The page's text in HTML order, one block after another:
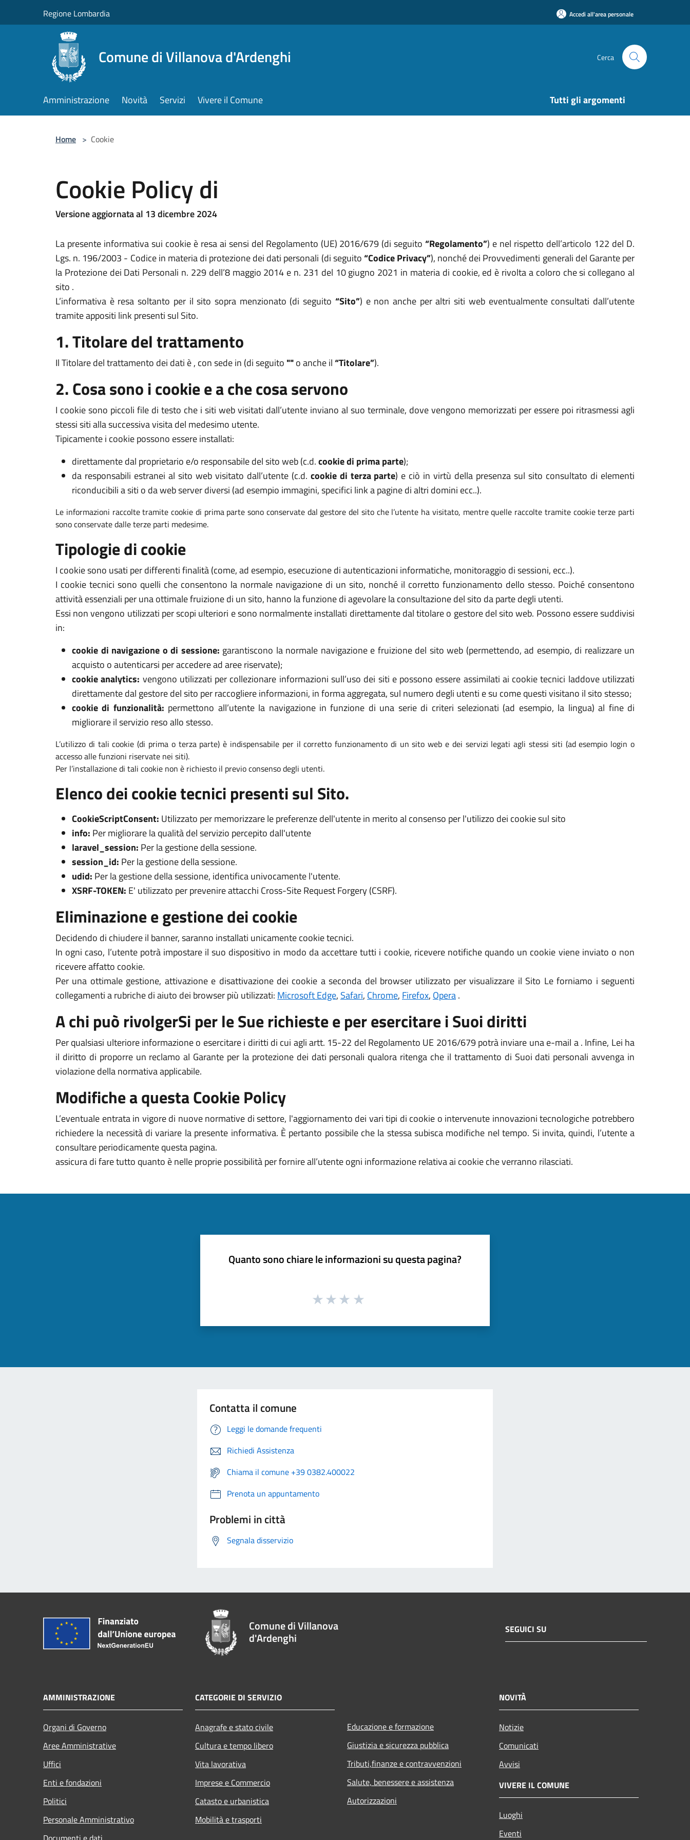
Regione Lombardia Accedi all'area personale
Comune di Villanova d'Ardenghi Cerca
Amministrazione Novità Servizi Vivere il Comune Tutti gli argomenti
Home > Cookie
Cookie Policy di
Versione aggiornata al 13 dicembre 2024
La presente informativa sui cookie è resa ai sensi del Regolamento (UE) 2016/679 (di seguito“Regolamento”) e nel rispetto dell’articolo 122 del D.
Lgs. n. 196/2003 - Codice in materia di protezione dei dati personali (di seguito“Codice Privacy”), nonché dei Provvedimenti generali del Garante per
la Protezione dei Dati Personali n. 229 dell’8 maggio 2014 e n. 231 del 10 giugno 2021 in materia di cookie, ed è rivolta a coloro che si collegano al
sito .
L’informativa è resa soltanto per il sito sopra menzionato (di seguito “Sito”) e non anche per altri siti web eventualmente consultati dall’utente
tramite appositi link presenti sul Sito.
1. Titolare del trattamento
Il Titolare del trattamento dei dati è , con sede in (di seguito ""o anche il“Titolare”).
2. Cosa sono i cookie e a che cosa servono
I cookie sono piccoli file di testo che i siti web visitati dall’utente inviano al suo terminale, dove vengono memorizzati per essere poi ritrasmessi agli
stessi siti alla successiva visita del medesimo utente.
Tipicamente i cookie possono essere installati:
direttamente dal proprietario e/o responsabile del sito web (c.d.cookie di prima parte);
da responsabili estranei al sito web visitato dall’utente (c.d. cookie di terza parte) e ciò in virtù della presenza sul sito consultato di elementi
riconducibili a siti o da web server diversi (ad esempio immagini, specifici link a pagine di altri domini ecc..).
Le informazioni raccolte tramite cookie di prima parte sono conservate dal gestore del sito che l’utente ha visitato, mentre quelle raccolte tramite cookie terze parti
sono conservate dalle terze parti medesime.
Tipologie di cookie
I cookie sono usati per differenti finalità (come, ad esempio, esecuzione di autenticazioni informatiche, monitoraggio di sessioni, ecc..).
I cookie tecnici sono quelli che consentono la normale navigazione di un sito, nonché il corretto funzionamento dello stesso. Poiché consentono
attività essenziali per una ottimale fruizione di un sito, hanno la funzione di agevolare la consultazione del sito da parte degli utenti.
Essi non vengono utilizzati per scopi ulteriori e sono normalmente installati direttamente dal titolare o gestore del sito web. Possono essere suddivisi
in:
cookie di navigazione o di sessione: garantiscono la normale navigazione e fruizione del sito web (permettendo, ad esempio, di realizzare un
acquisto o autenticarsi per accedere ad aree riservate);
cookie analytics: vengono utilizzati per collezionare informazioni sull’uso dei siti e possono essere assimilati ai cookie tecnici laddove utilizzati
direttamente dal gestore del sito per raccogliere informazioni, in forma aggregata, sul numero degli utenti e su come questi visitano il sito stesso;
cookie di funzionalità: permettono all’utente la navigazione in funzione di una serie di criteri selezionati (ad esempio, la lingua) al fine di
migliorare il servizio reso allo stesso.
L’utilizzo di tali cookie (di prima o terza parte) è indispensabile per il corretto funzionamento di un sito web e dei servizi legati agli stessi siti (ad esempio login o
accesso alle funzioni riservate nei siti).
Per l’installazione di tali cookie non è richiesto il previo consenso degli utenti.
Elenco dei cookie tecnici presenti sul Sito.
CookieScriptConsent: Utilizzato per memorizzare le preferenze dell'utente in merito al consenso per l'utilizzo dei cookie sul sito
info: Per migliorare la qualità del servizio percepito dall'utente
laravel_session: Per la gestione della sessione.
session_id: Per la gestione della sessione.
udid: Per la gestione della sessione, identifica univocamente l'utente.
XSRF-TOKEN: E' utilizzato per prevenire attacchi Cross-Site Request Forgery (CSRF).
Eliminazione e gestione dei cookie
Decidendo di chiudere il banner, saranno installati unicamente cookie tecnici.
In ogni caso, l’utente potrà impostare il suo dispositivo in modo da accettare tutti i cookie, ricevere notifiche quando un cookie viene inviato o non
ricevere affatto cookie.
Per una ottimale gestione, attivazione e disattivazione dei cookie a seconda del browser utilizzato per visualizzare il Sito Le forniamo i seguenti
collegamenti a rubriche di aiuto dei browser più utilizzati: Microsoft Edge, Safari, Chrome, Firefox, Opera.
A chi può rivolgerSi per le Sue richieste e per esercitare i Suoi diritti
Per qualsiasi ulteriore informazione o esercitare i diritti di cui agli artt. 15-22 del Regolamento UE 2016/679 potrà inviare una e-mail a . Infine, Lei ha
il diritto di proporre un reclamo al Garante per la protezione dei dati personali qualora ritenga che il trattamento di Suoi dati personali avvenga in
violazione della normativa applicabile.
Modifiche a questa Cookie Policy
L’eventuale entrata in vigore di nuove normative di settore, l'aggiornamento dei vari tipi di cookie o intervenute innovazioni tecnologiche potrebbero
richiedere la necessità di variare la presente informativa. È pertanto possibile che la stessa subisca modifiche nel tempo. Si invita, quindi, l’utente a
consultare periodicamente questa pagina.
assicura di fare tutto quanto è nelle proprie possibilità per fornire all’utente ogni informazione relativa ai cookie che verranno rilasciati.
Quanto sono chiare le informazioni su questa pagina?
Contatta il comune
Leggi le domande frequenti
Richiedi Assistenza
Chiama il comune +39 0382.400022
Prenota un appuntamento
Problemi in città
Segnala disservizio
Comune di Villanova
d'Ardenghi
SEGUICI SU
AMMINISTRAZIONE
Organi di Governo
Aree Amministrative
Uffici
Enti e fondazioni
Politici
Personale Amministrativo
CATEGORIE DI SERVIZIO
Anagrafe e stato civile
Cultura e tempo libero
Vita lavorativa
Imprese e Commercio
Catasto e urbanistica
Mobilità e trasporti
Educazione e formazione
Giustizia e sicurezza pubblica
Tributi,finanze e contravvenzioni
Salute, benessere e assistenza
Autorizzazioni
NOVITÀ
Notizie
Comunicati
Avvisi
VIVERE IL COMUNE
Luoghi
Eventi